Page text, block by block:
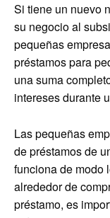
Si tiene un nuevo
su negocio al
pequeñas
préstamos para
una suma
intereses durante
Las pequeñas
de préstamos de
funciona de modo
alrededor de
préstamo, es